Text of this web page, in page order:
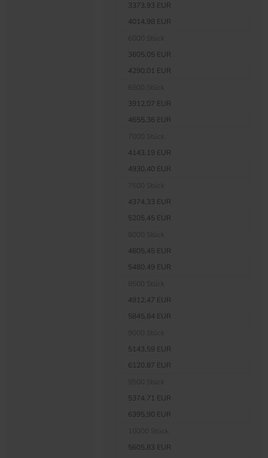
3373,93 EUR
4014,98 EUR
3605,05 EUR
4290,01 EUR
3912,07 EUR
4655,36 EUR
4143,19 EUR
4930,40 EUR
4374,33 EUR
5205,45 EUR
4605,45 EUR
5480,49 EUR
4912,47 EUR
5845,84 EUR
5143,59 EUR
6120,87 EUR
5374,71 EUR
6395,90 EUR
5605,83 EUR